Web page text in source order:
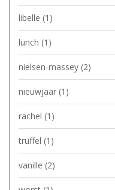
libelle (1)
lunch (1)
nielsen-massey (2)
nieuwjaar (1)
rachel (1)
truffel (1)
vanille (2)